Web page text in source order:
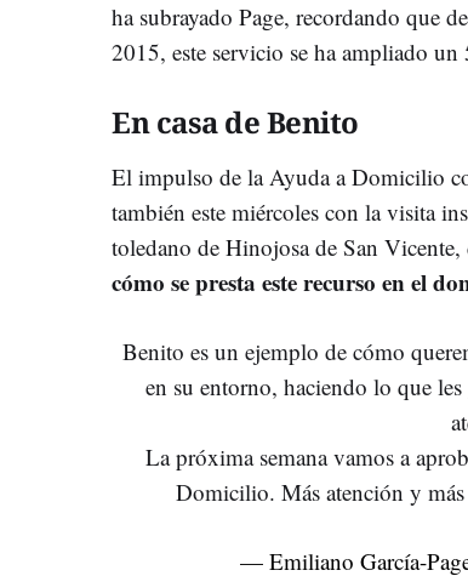
ha subrayado Page, recordando que
2015, este servicio se ha ampliado un
En casa de Benito
El impulso de la Ayuda a Domicilio
también este miércoles con la visita
toledano de Hinojosa de San Vicente,
cómo se presta este recurso en el
Benito es un ejemplo de cómo
en su entorno, haciendo lo que
La próxima semana vamos a
Domicilio. Más atención y
— Emiliano García-